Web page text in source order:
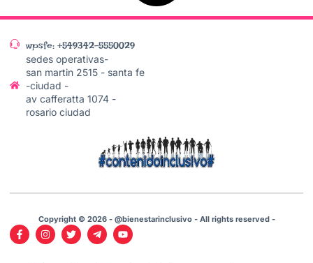
wpsfe: +549342-5550029
sedes operativas-
san martin 2515 - santa fe
-ciudad -
av cafferatta 1074 -
rosario ciudad
Copyright © 2026 - @bienestarinclusivo - All rights reserved -